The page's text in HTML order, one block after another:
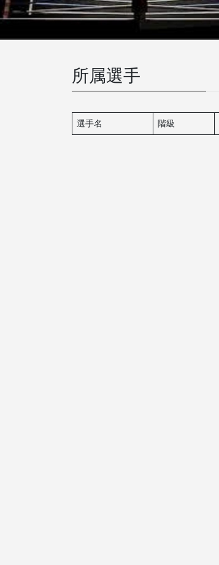
所属選手
選手名 階級